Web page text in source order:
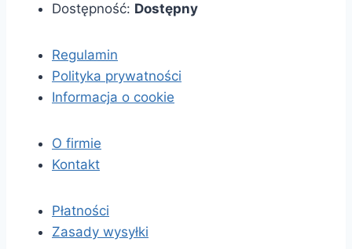
Dostępność: Dostępny
Regulamin
Polityka prywatności
Informacja o cookie
O firmie
Kontakt
Płatności
Zasady wysyłki